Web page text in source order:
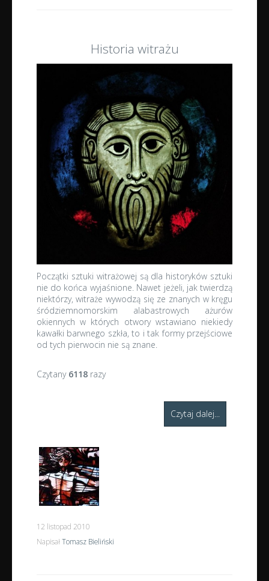
Historia witrażu
Początki sztuki witrażowej są dla historyków sztuki
nie do końca wyjaśnione. Nawet jeżeli, jak twierdzą
niektórzy, witraże wywodzą się ze znanych w kręgu
śródziemnomorskim alabastrowych ażurów
okiennych w których otwory wstawiano niekiedy
kawałki barwnego szkła, to i tak formy przejściowe
od tych pierwocin nie są znane.
Czytany 6118razy
Czytaj dalej...
12 listopad 2010
Napisał Tomasz Bieliński